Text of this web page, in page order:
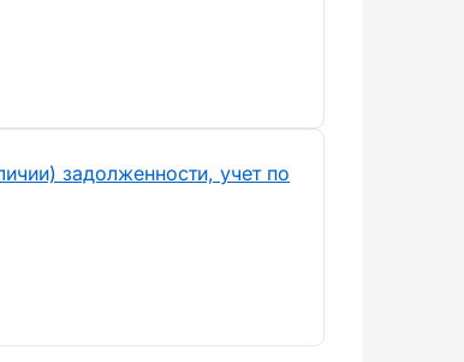
задолженности, учет по